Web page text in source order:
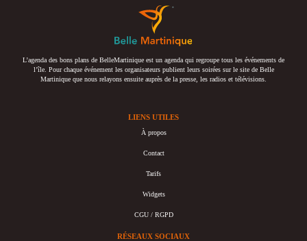
L’agenda des bons plans de BelleMartinique est un agenda qui regroupe tous les événements de
l’île. Pour chaque événement les organisateurs publient leurs soirées sur le site de Belle
Martinique que nous relayons ensuite auprès de la presse, les radios et télévisions.
LIENS UTILES
À propos
Contact
Tarifs
Widgets
CGU / RGPD
RÉSEAUX SOCIAUX